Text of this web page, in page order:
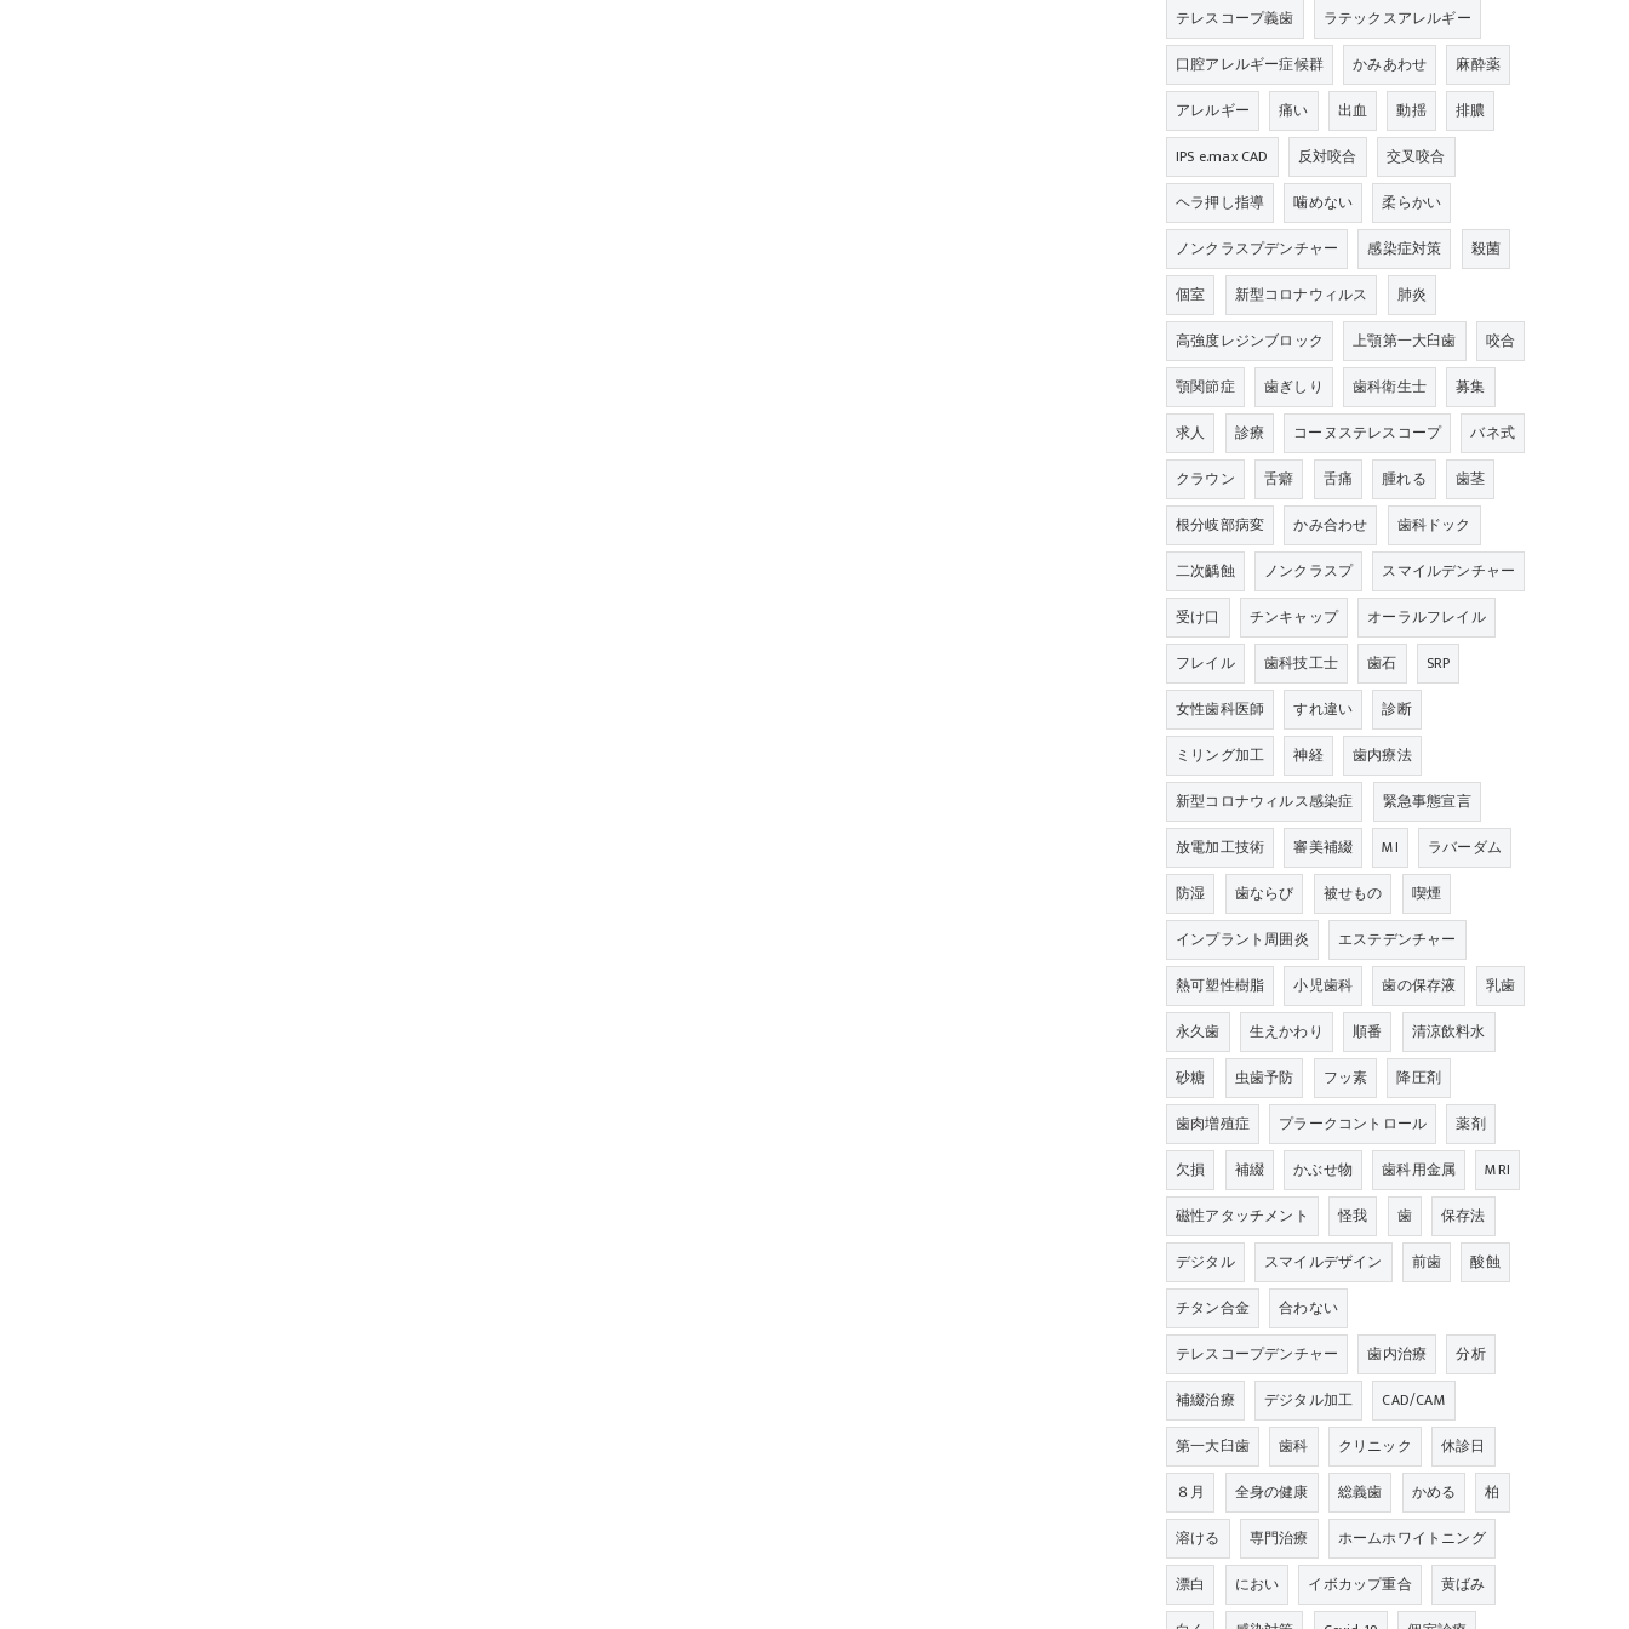
テレスコープ義歯
ラテックスアレルギー
口腔アレルギー症候群
かみあわせ
麻酔薬
アレルギー
痛い 出血 動揺
排膿
IPS e.max CAD
反対咬合
交叉咬合
ヘラ押し指導
噛めない
柔らかい
ノンクラスプデンチャー
感染症対策
殺菌
個室
新型コロナウィルス
肺炎
高強度レジンブロック
上顎第一大臼歯
咬合
顎関節症
歯ぎしり 歯科衛生士
募集
求人
診療 コーヌステレスコープ
バネ式
クラウン
舌癖 舌痛 腫れる
歯茎
根分岐部病変
かみ合わせ
歯科ドック
二次齲蝕
ノンクラスプ
スマイルデンチャー
受け口
チンキャップ
オーラルフレイル
フレイル
歯科技工士 歯石
SRP
女性歯科医師
すれ違い
診断
ミリング加工
神経
歯内療法
新型コロナウィルス感染症
緊急事態宣言
放電加工技術
審美補綴 MI
ラバーダム
防湿
歯ならび 被せもの
喫煙
インプラント周囲炎
エステデンチャー
熱可塑性樹脂
小児歯科 歯の保存液
乳歯
永久歯
生えかわり 順番
清涼飲料水
砂糖
虫歯予防 フッ素
降圧剤
歯肉増殖症
プラークコントロール
薬剤
欠損
補綴 かぶせ物 歯科用金属
MRI
磁性アタッチメント
怪我 歯
保存法
デジタル
スマイルデザイン 前歯
酸蝕
チタン合金
合わない
テレスコープデンチャー
歯内治療
分析
補綴治療
デジタル加工
CAD/CAM
第一大臼歯
歯科 クリニック
休診日
８月
全身の健康 総義歯 かめる
柏
溶ける
専門治療
ホームホワイトニング
漂白
におい イボカップ重合
黄ばみ